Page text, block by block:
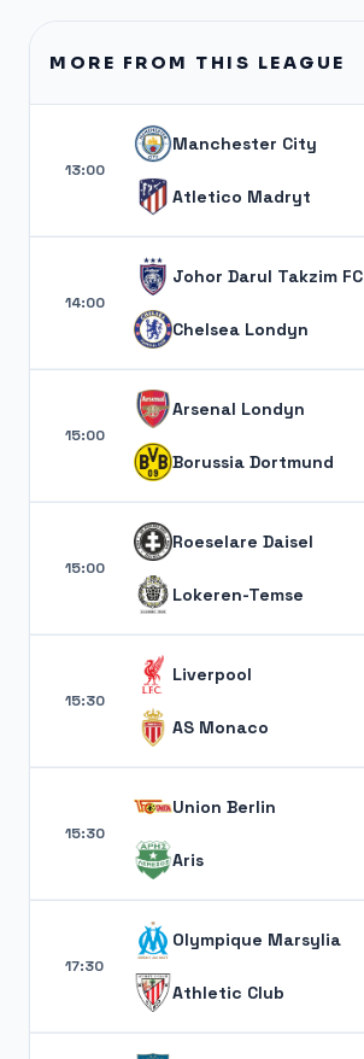
MORE FROM THIS LEAGUE
13:00
Manchester City
Atletico Madryt
14:00
Johor Darul Takzim FC
Chelsea Londyn
15:00
Arsenal Londyn
Borussia Dortmund
15:00
Roeselare Daisel
Lokeren-Temse
15:30
Liverpool
AS Monaco
15:30
Union Berlin
Aris
17:30
Olympique Marsylia
Athletic Club